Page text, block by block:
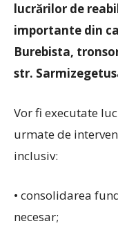
lucrărilor de
importante din
Burebista,
str.
Vor fi executate
urmate de
inclusiv:
• consolidarea
necesar;